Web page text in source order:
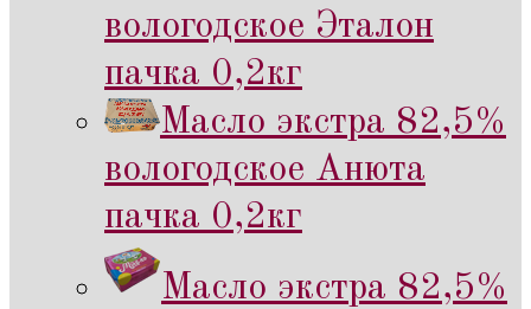
вологодское Эталон
пачка 0,2кг
Масло экстра 82,5%
вологодское Анюта
пачка 0,2кг
Масло экстра 82,5%